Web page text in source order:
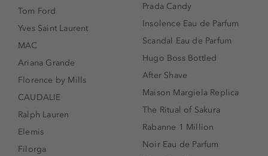
Tom Ford
Yves Saint Laurent
MAC
Ariana Grande
Florence by Mills
CAUDALIE
Ralph Lauren
Elemis
Filorga
Prada Candy
Insolence Eau de Parfum
Scandal Eau de Parfum
Hugo Boss Bottled
After Shave
Maison Margiela Replica
The Ritual of Sakura
Rabanne 1 Million
Noir Eau de Parfum